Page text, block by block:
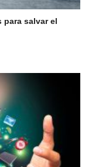
para salvar el